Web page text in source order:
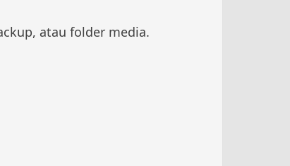
atau folder media.